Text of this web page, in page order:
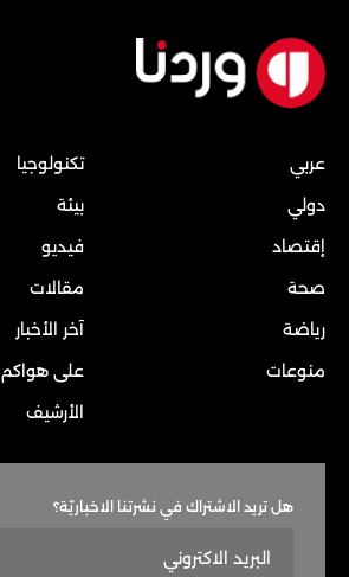
عربي
دولي
إقتصاد
صحة
رياضة
منوعات
تكنولوجيا
بيئة
فيديو
مقالات
آخر الأخبار
على هواكم
الأرشيف
هل تريد الاشتراك في نشرتنا الاخباريّة؟